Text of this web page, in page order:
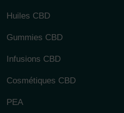
Huiles CBD
Gummies CBD
Infusions CBD
Cosmétiques CBD
PEA